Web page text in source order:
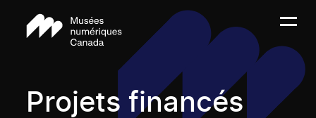
Projets financés